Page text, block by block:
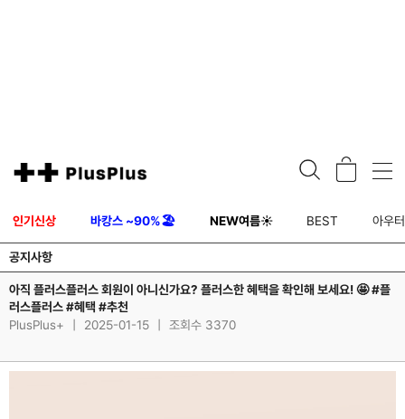
인기신상 바캉스 ~90%🏖️ NEW여름☀️ BEST 아우터
공지사항
아직 플러스플러스 회원이 아니신가요? 플러스한 혜택을 확인해 보세요! 🤩 #플
러스플러스 #혜택 #추천
PlusPlus+
2025-01-15 조회수 3370